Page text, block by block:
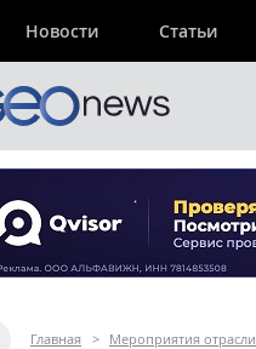
Новости Статьи
Главная > Мероприятия отрасли